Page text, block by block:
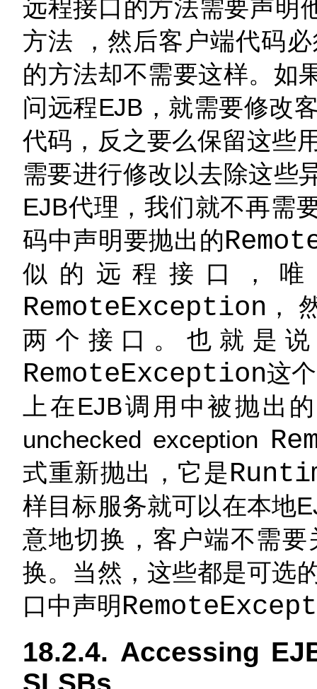
远程接口的方法需要声明
方法 ，然后客户端代码
的方法却不需要这样。如
问远程EJB，就需要修改
代码，反之要么保留这些
需要进行修改以去除这些
EJB代理，我们就不再需
码中声明要抛出的
似的远程接口，
RemoteException ，
两个接口。也就是
RemoteException这
上在EJB调用中被抛出的
unchecked exception
式重新抛出，它是
样目标服务就可以在本地
意地切换，客户端不需
换。当然，这些都是可选
口中声明
18.2.4. Accessing